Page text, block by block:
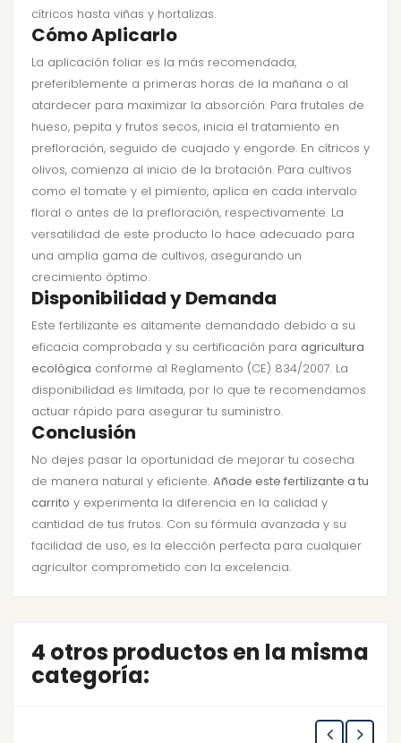
cítricos hasta viñas y hortalizas.
Cómo Aplicarlo
La aplicación foliar es la más recomendada,
preferiblemente a primeras horas de la mañana o al
atardecer para maximizar la absorción. Para frutales de
hueso, pepita y frutos secos, inicia el tratamiento en
prefloración, seguido de cuajado y engorde. En cítricos y
olivos, comienza al inicio de la brotación. Para cultivos
como el tomate y el pimiento, aplica en cada intervalo
floral o antes de la prefloración, respectivamente. La
versatilidad de este producto lo hace adecuado para
una amplia gama de cultivos, asegurando un
crecimiento óptimo.
Disponibilidad y Demanda
Este fertilizante es altamente demandado debido a su
eficacia comprobada y su certificación para agricultura
ecológica conforme al Reglamento (CE) 834/2007. La
disponibilidad es limitada, por lo que te recomendamos
actuar rápido para asegurar tu suministro.
Conclusión
No dejes pasar la oportunidad de mejorar tu cosecha
de manera natural y eficiente. Añade este fertilizante a tu
carrito y experimenta la diferencia en la calidad y
cantidad de tus frutos. Con su fórmula avanzada y su
facilidad de uso, es la elección perfecta para cualquier
agricultor comprometido con la excelencia.
4 otros productos en la misma
categoría: